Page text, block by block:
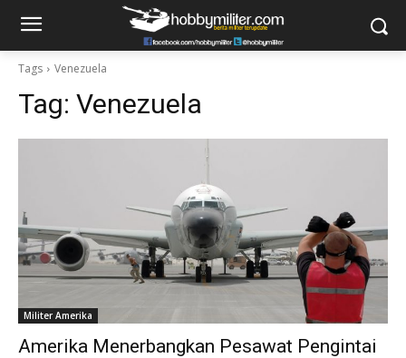
Tags Venezuela
Tag: Venezuela
Militer Amerika
Amerika Menerbangkan Pesawat Pengintai